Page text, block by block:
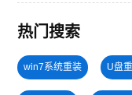
热门搜索
win7系统重装 U盘